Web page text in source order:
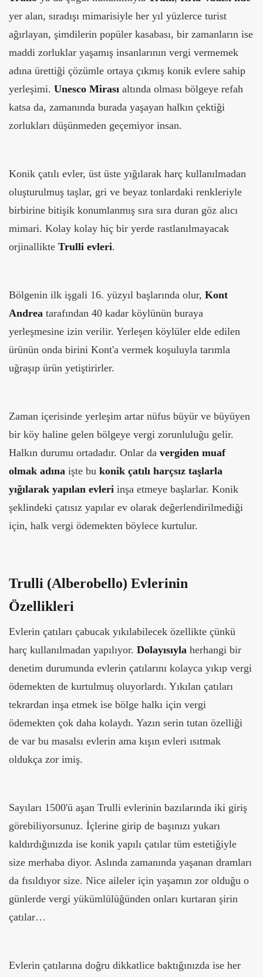
yer alan, sıradışı mimarisiyle her yıl yüzlerce turist
ağırlayan, şimdilerin popüler kasabası, bir zamanların ise
maddi zorluklar yaşamış insanlarının vergi vermemek
adına ürettiği çözümle ortaya çıkmış konik evlere sahip
yerleşimi. Unesco Mirası altında olması bölgeye refah
katsa da, zamanında burada yaşayan halkın çektiği
zorlukları düşünmeden geçemiyor insan.
Konik çatılı evler, üst üste yığılarak harç kullanılmadan
oluşturulmuş taşlar, gri ve beyaz tonlardaki renkleriyle
birbirine bitişik konumlanmış sıra sıra duran göz alıcı
mimari. Kolay kolay hiç bir yerde rastlanılmayacak
orjinallikte Trulli evleri.
Bölgenin ilk işgali 16. yüzyıl başlarında olur, Kont
Andrea tarafından 40 kadar köylünün buraya
yerleşmesine izin verilir. Yerleşen köylüler elde edilen
ürünün onda birini Kont'a vermek koşuluyla tarımla
uğraşıp ürün yetiştirirler.
Zaman içerisinde yerleşim artar nüfus büyür ve büyüyen
bir köy haline gelen bölgeye vergi zorunluluğu gelir.
Halkın durumu ortadadır. Onlar da vergiden muaf
olmak adına işte bu konik çatılı harçsız taşlarla
yığılarak yapılan evleri inşa etmeye başlarlar. Konik
şeklindeki çatısız yapılar ev olarak değerlendirilmediği
için, halk vergi ödemekten böylece kurtulur.
Trulli (Alberobello) Evlerinin
Özellikleri
Evlerin çatıları çabucak yıkılabilecek özellikte çünkü
harç kullanılmadan yapılıyor. Dolayısıyla herhangi bir
denetim durumunda evlerin çatılarını kolayca yıkıp vergi
ödemekten de kurtulmuş oluyorlardı. Yıkılan çatıları
tekrardan inşa etmek ise bölge halkı için vergi
ödemekten çok daha kolaydı. Yazın serin tutan özelliği
de var bu masalsı evlerin ama kışın evleri ısıtmak
oldukça zor imiş.
Sayıları 1500'ü aşan Trulli evlerinin bazılarında iki giriş
görebiliyorsunuz. İçlerine girip de başınızı yukarı
kaldırdığınızda ise konik yapılı çatılar tüm estetiğiyle
size merhaba diyor. Aslında zamanında yaşanan dramları
da fısıldıyor size. Nice aileler için yaşamın zor olduğu o
günlerde vergi yükümlülüğünden onları kurtaran şirin
çatılar…
Evlerin çatılarına doğru dikkatlice baktığınızda ise her